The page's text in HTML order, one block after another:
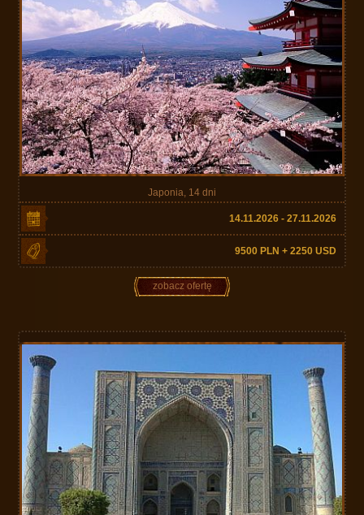
Japonia, 14 dni
14.11.2026 - 27.11.2026
9500 PLN + 2250 USD
zobacz ofertę